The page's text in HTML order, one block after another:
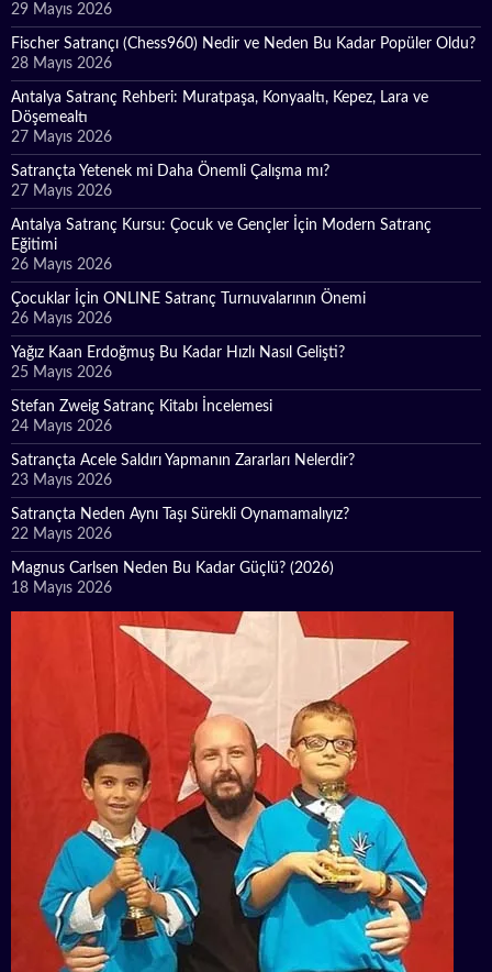
29 Mayıs 2026
Fischer Satrançı (Chess960) Nedir ve Neden Bu Kadar Popüler Oldu?
28 Mayıs 2026
Antalya Satranç Rehberi: Muratpaşa, Konyaaltı, Kepez, Lara ve
Döşemealtı
27 Mayıs 2026
Satrançta Yetenek mi Daha Önemli Çalışma mı?
27 Mayıs 2026
Antalya Satranç Kursu: Çocuk ve Gençler İçin Modern Satranç
Eğitimi
26 Mayıs 2026
Çocuklar İçin ONLINE Satranç Turnuvalarının Önemi
26 Mayıs 2026
Yağız Kaan Erdoğmuş Bu Kadar Hızlı Nasıl Gelişti?
25 Mayıs 2026
Stefan Zweig Satranç Kitabı İncelemesi
24 Mayıs 2026
Satrançta Acele Saldırı Yapmanın Zararları Nelerdir?
23 Mayıs 2026
Satrançta Neden Aynı Taşı Sürekli Oynamamalıyız?
22 Mayıs 2026
Magnus Carlsen Neden Bu Kadar Güçlü? (2026)
18 Mayıs 2026